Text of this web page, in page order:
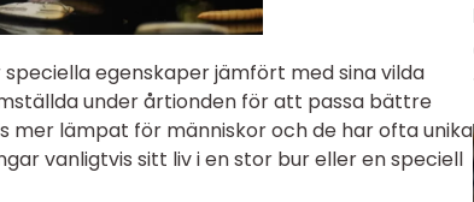
egenskaper jämfört med sina vilda
under årtionden för att passa bättre
mer lämpat för människor och de har ofta unika
vanligtvis sitt liv i en stor bur eller en speciell